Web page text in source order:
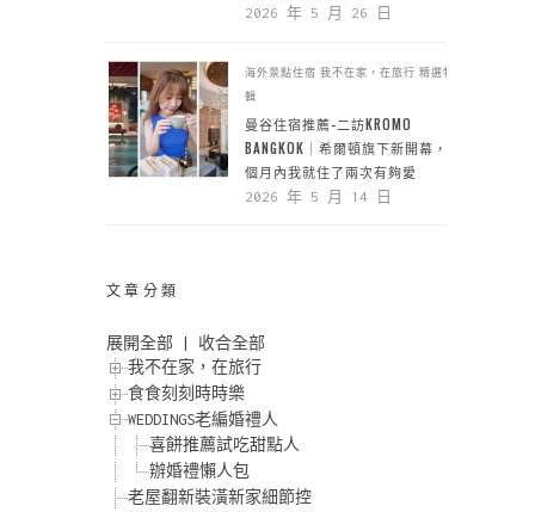
2026 年 5 月 26 日
海外景點住宿 我不在家，在旅行 精選特
輯
曼谷住宿推薦-二訪KROMO
BANGKOK｜希爾頓旗下新開幕，一
個月內我就住了兩次有夠愛
2026 年 5 月 14 日
文章分類
展開全部
收合全部
我不在家，在旅行
食食刻刻時時樂
WEDDINGS老編婚禮人
喜餅推薦試吃甜點人
辦婚禮懶人包
老屋翻新裝潢新家細節控